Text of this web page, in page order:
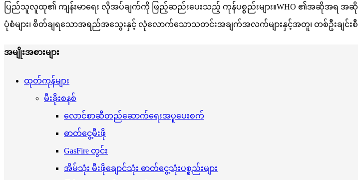
ပြည်သူလူထု၏ ကျန်းမာရေး လိုအပ်ချက်ကို ဖြည့်ဆည်းပေးသည့် ကုန်ပစ္စည်းများ။WHO ၏အဆိုအရ
ပုံစံများ၊ စိတ်ချရသောအရည်အသွေးနှင့် လုံလောက်သောသတင်းအချက်အလက်များနှင့်အတူ၊ တစ်ဦးချင်
အမျိုးအစားများ
ထုတ်ကုန်များ
မီးခိုးစနစ်
လောင်စာဆီတည်ဆောက်ရေးအပူပေးစက်
ဓာတ်ငွေ့မီးဖို
GasFire တွင်း
အိမ်သုံး မီးဖိုချောင်သုံး ဓာတ်ငွေ့သုံးပစ္စည်းများ